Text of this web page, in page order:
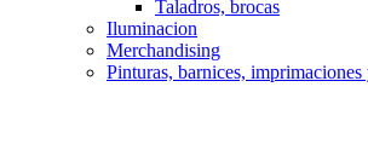
Taladros, brocas
Iluminacion
Merchandising
Pinturas, barnices, imprimaciones